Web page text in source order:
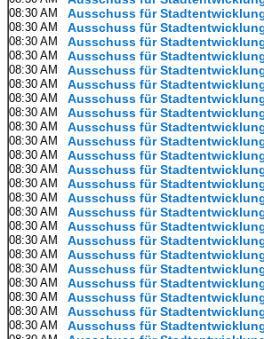
08:30 AM Ausschuss für
08:30 AM Ausschuss für
08:30 AM Ausschuss für
08:30 AM Ausschuss für
08:30 AM Ausschuss für
08:30 AM Ausschuss für
08:30 AM Ausschuss für
08:30 AM Ausschuss für
08:30 AM Ausschuss für
08:30 AM Ausschuss für
08:30 AM Ausschuss für
08:30 AM Ausschuss für
08:30 AM Ausschuss für
08:30 AM Ausschuss für
08:30 AM Ausschuss für
08:30 AM Ausschuss für
08:30 AM Ausschuss für
08:30 AM Ausschuss für
08:30 AM Ausschuss für
08:30 AM Ausschuss für
08:30 AM Ausschuss für
08:30 AM Ausschuss für
08:30 AM Ausschuss für